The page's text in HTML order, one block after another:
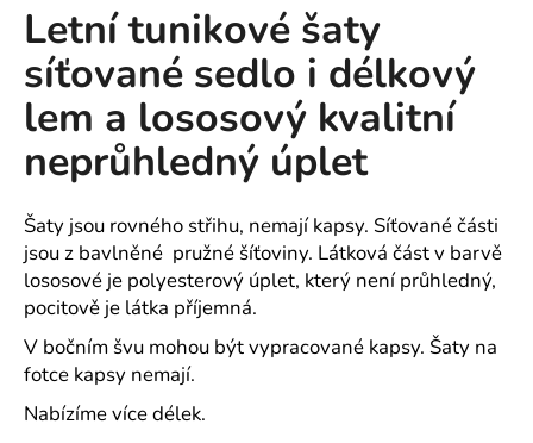
produktu
je
z
5
hvězdiček.
Letní tunikové šaty
síťované sedlo i délkový
lem a lososový kvalitní
neprůhledný úplet
Šaty jsou rovného střihu, nemají kapsy. Síťované části
jsou z bavlněné pružné šíťoviny. Látková část v barvě
lososové je polyesterový úplet, který není průhledný,
pocitově je látka příjemná.
V bočním švu mohou být vypracované kapsy. Šaty na
fotce kapsy nemají.
Nabízíme více délek.
D
o
p
o
r
u
č
u
j
e
m
e
CAPRI
KOMBI